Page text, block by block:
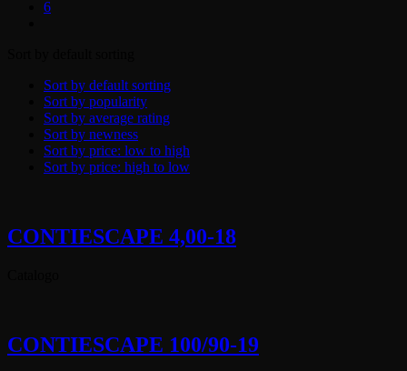
6
Sort by default sorting
Sort by popularity
Sort by average rating
Sort by newness
Sort by price: low to high
Sort by price: high to low
CONTIESCAPE 4,00-18
CONTIESCAPE 100/90-19